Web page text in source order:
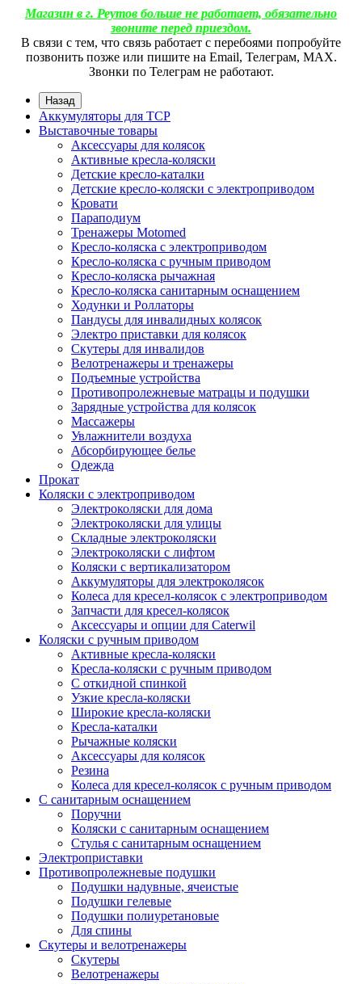
Магазин в г. Реутов больше не работает, обязательно
звоните перед приездом.
В связи с тем, что связь работает с перебоями попробуйте
позвонить позже или пишите на Email, Телеграм, МАХ.
Звонки по Телеграм не работают.
Назад
Аккумуляторы для ТСР
Выставочные товары
Аксессуары для колясок
Активные кресла-коляски
Детские кресло-каталки
Детские кресло-коляски с электроприводом
Кровати
Параподиум
Тренажеры Motomed
Кресло-коляска с электроприводом
Кресло-коляска с ручным приводом
Кресло-коляска рычажная
Кресло-коляска санитарным оснащением
Ходунки и Роллаторы
Пандусы для инвалидных колясок
Электро приставки для колясок
Скутеры для инвалидов
Велотренажеры и тренажеры
Подъемные устройства
Противопролежневые матрацы и подушки
Зарядные устройства для колясок
Массажеры
Увлажнители воздуха
Абсорбирующее белье
Одежда
Прокат
Коляски с электроприводом
Электроколяски для дома
Электроколяски для улицы
Складные электроколяски
Электроколяски с лифтом
Коляски с вертикализатором
Аккумуляторы для электроколясок
Колеса для кресел-колясок с электроприводом
Запчасти для кресел-колясок
Аксессуары и опции для Caterwil
Коляски с ручным приводом
Активные кресла-коляски
Кресла-коляски с ручным приводом
С откидной спинкой
Узкие кресла-коляски
Широкие кресла-коляски
Кресла-каталки
Рычажные коляски
Аксессуары для колясок
Резина
Колеса для кресел-колясок с ручным приводом
С санитарным оснащением
Поручни
Коляски с санитарным оснащением
Стулья с санитарным оснащением
Электроприставки
Противопролежневые подушки
Подушки надувные, ячеистые
Подушки гелевые
Подушки полиуретановые
Для спины
Скутеры и велотренажеры
Скутеры
Велотренажеры